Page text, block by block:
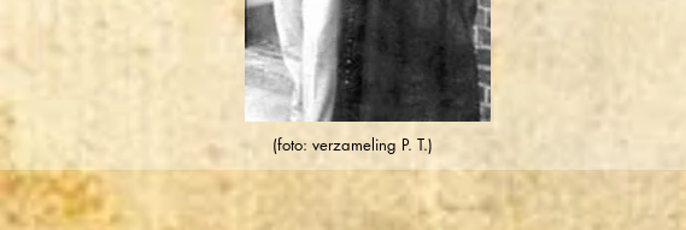
(foto: verzameling P. T.)